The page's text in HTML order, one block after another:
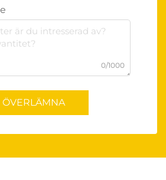
0/1000
ÖVERLÄMNA